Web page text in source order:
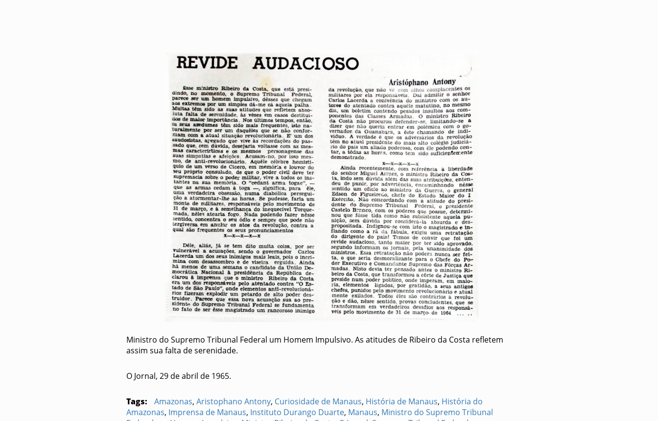
Ministro do Supremo Tribunal Federal um Homem Impulsivo. As atitudes de Ribeiro da Costa refletem
assim sua falta de serenidade.
O Jornal, 29 de abril de 1965.
Tags: Amazonas, Aristophano Antony, Curiosidade de Manaus, História de Manaus, História do
Amazonas, Imprensa de Manaus, Instituto Durango Duarte, Manaus, Ministro do Supremo Tribunal